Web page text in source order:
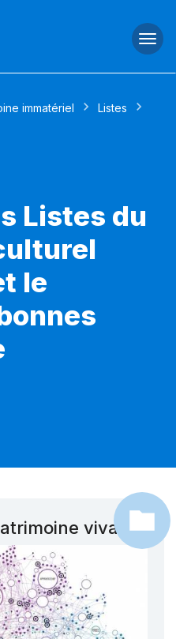
immatériel
Listes
Listes du
le
vivant !